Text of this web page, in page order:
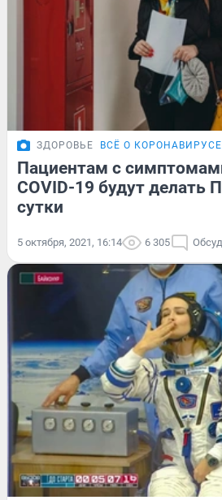
ЗДОРОВЬЕ ВСЁ О КОРОНАВИРУСЕ
Пациентам с
COVID-19 будут делать
сутки
5 октября, 2021, 16:14 6 305